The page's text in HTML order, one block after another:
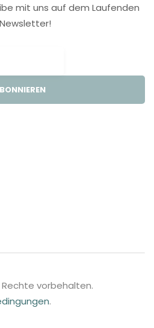
mit uns auf dem Laufenden
Rechte vorbehalten.
.